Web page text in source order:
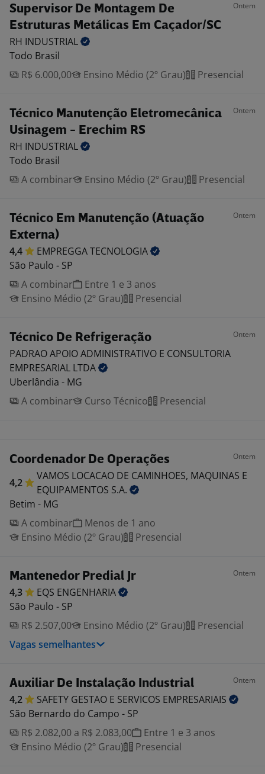
Supervisor De Montagem De
Estruturas Metálicas Em Caçador/SC
Ontem
RH INDUSTRIAL
Todo Brasil
R$ 6.000,00
Ensino Médio (2º Grau) Presencial
Técnico Manutenção Eletromecânica
Usinagem - Erechim RS
Ontem
RH INDUSTRIAL
Todo Brasil
A combinar
Ensino Médio (2º Grau) Presencial
Técnico Em Manutenção (Atuação
Externa)
Ontem
4,4 EMPREGGATECNOLOGIA
São Paulo - SP
A combinar
Entre 1 e 3 anos
Ensino Médio (2º Grau)
Presencial
Técnico De Refrigeração Ontem
PADRAO APOIO ADMINISTRATIVO E CONSULTORIA
EMPRESARIAL LTDA
Uberlândia - MG
A combinar
Curso Técnico Presencial
Coordenador De Operações Ontem
4,2
VAMOS LOCACAO DE CAMINHOES, MAQUINAS E
EQUIPAMENTOS S.A.
Betim - MG
A combinar
Menos de 1 ano
Ensino Médio (2º Grau)
Presencial
Mantenedor Predial Jr Ontem
4,3 EQS ENGENHARIA
São Paulo - SP
R$ 2.507,00
Ensino Médio (2º Grau)
Presencial
Vagas semelhantes
Auxiliar De Instalação Industrial Ontem
4,2 SAFETY GESTAO E SERVICOS EMPRESARIAIS
São Bernardo do Campo - SP
R$ 2.082,00 a R$ 2.083,00
Entre 1 e 3 anos
Ensino Médio (2º Grau)
Presencial